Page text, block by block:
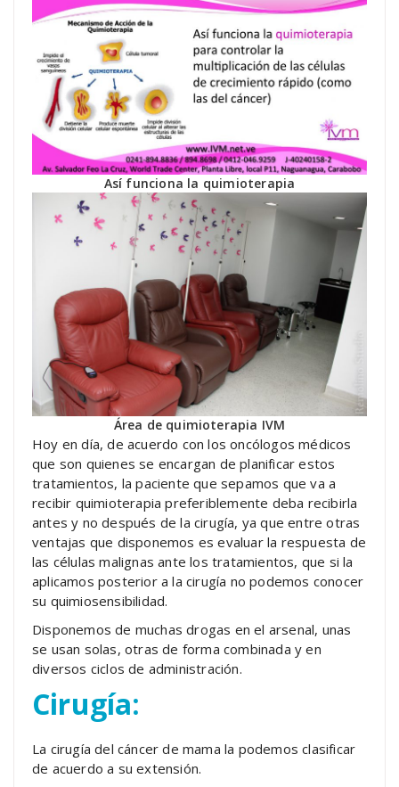
Así funciona la quimioterapia
Área de quimioterapia IVM
Hoy en día, de acuerdo con los oncólogos médicos
que son quienes se encargan de planificar estos
tratamientos, la paciente que sepamos que va a
recibir quimioterapia preferiblemente deba recibirla
antes y no después de la cirugía, ya que entre otras
ventajas que disponemos es evaluar la respuesta de
las células malignas ante los tratamientos, que si la
aplicamos posterior a la cirugía no podemos conocer
su quimiosensibilidad.
Disponemos de muchas drogas en el arsenal, unas
se usan solas, otras de forma combinada y en
diversos ciclos de administración.
Cirugía:
La cirugía del cáncer de mama la podemos clasificar
de acuerdo a su extensión.